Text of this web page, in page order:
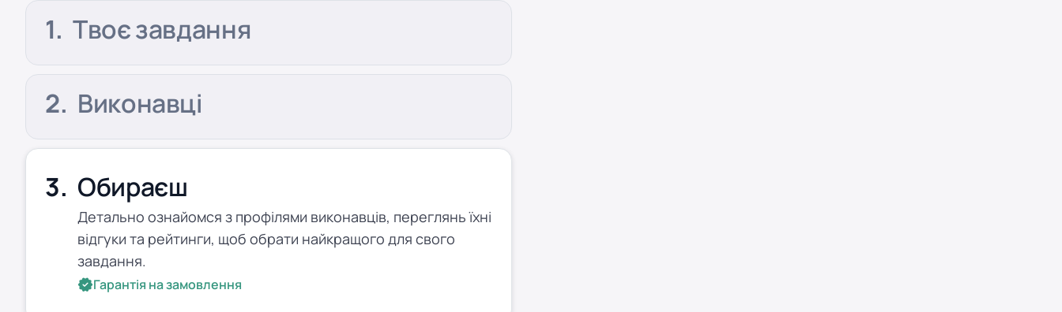
Твоє завдання
Виконавці
Обираєш
Детально ознайомся з профілями виконавців, переглянь їхні
відгуки та рейтинги, щоб обрати найкращого для свого
завдання.
Гарантія на замовлення